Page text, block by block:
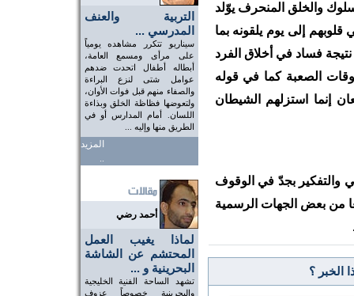
التربية والعنف
المدرسي ...
سيناريو تتكرر مشاهده يومياً
على مرأى ومسمع العامة،
أبطاله أطفال اتحدت ضدهم
عوامل شتى لنزع البراءة
والصفاء منهم قبل فوات الأوان،
ولتعوضها فظاظة الخلق وبذاءة
اللسان. أمام المدارس أو في
الطريق منها وإليه ...
المزيد
..
أحمد رضي
لماذا يغيب العمل
المحتشم عن الشاشة
البحرينية و ...
تشهد الساحة الفنية الخليجية
والبحرينية خصوصاً عزوف
10).كذلك فان السلوك والخلق المنحرف يوّلد
إلى يوم يلقونه بما
نتيجة فساد في أخلاق الفرد
الصعبة كما في قوله
إنما استزلهم الشيطان
والتفكير بجدّ في الوقوف
من بعض الجهات الرسمية
الخبر ؟